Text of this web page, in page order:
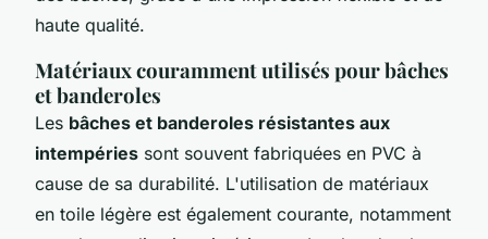
haute qualité.
Matériaux couramment utilisés pour bâches
et banderoles
Les bâches et banderoles résistantes aux
intempéries sont souvent fabriquées en PVC à
cause de sa durabilité. L'utilisation de matériaux
en toile légère est également courante, notamment